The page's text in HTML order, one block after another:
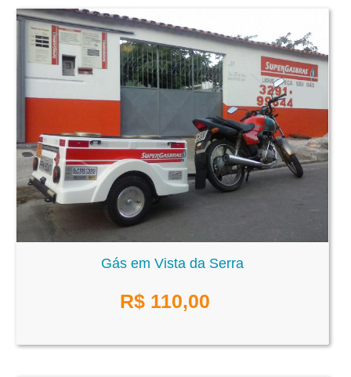
Gás em Vista da Serra
R$ 110,00